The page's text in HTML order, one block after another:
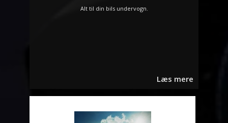
Alt til din bils undervogn.
Læs mere